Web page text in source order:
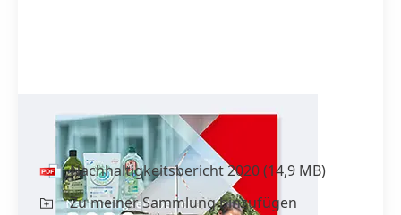
Nachhaltigkeits­bericht 2020
Nachhaltigkeits­bericht 2020(14,9 MB)
Zu meiner Sammlung hinzufügen